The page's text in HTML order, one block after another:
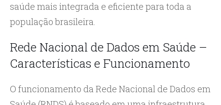
saúde mais integrada e eficiente para toda a
população brasileira.
Rede Nacional de Dados em Saúde –
Características e Funcionamento
O funcionamento da Rede Nacional de Dados em